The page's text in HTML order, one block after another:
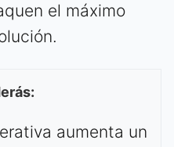
el máximo
aumenta un